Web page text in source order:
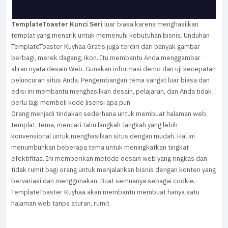
TemplateToaster Kunci Seri luar biasa karena menghasilkan
templat yang menarik untuk memenuhi kebutuhan bisnis. Unduhan
TemplateToaster Kuyhaa Gratis juga terdiri dari banyak gambar
berbagi, merek dagang, ikon. Itu membantu Anda menggambar
aliran nyata desain Web. Gunakan informasi demo dan uji kecepatan
peluncuran situs Anda. Pengembangan tema sangat luar biasa dan
edisi ini membantu menghasilkan desain, pelajaran, dan Anda tidak
perlu lagi membeli kode lisensi apa pun.
Orang menjadi tindakan sederhana untuk membuat halaman web,
templat, tema, mencari tahu langkah-langkah yang lebih
konvensional untuk menghasilkan situs dengan mudah. Hal ini
menumbuhkan beberapa tema untuk meningkatkan tingkat
efektifitas. Ini memberikan metode desain web yang ringkas dan
tidak rumit bagi orang untuk menjalankan bisnis dengan konten yang
bervariasi dan menggunakan. Buat semuanya sebagai cookie.
TemplateToaster Kuyhaa akan membantu membuat hanya satu
halaman web tanpa aturan, rumit.